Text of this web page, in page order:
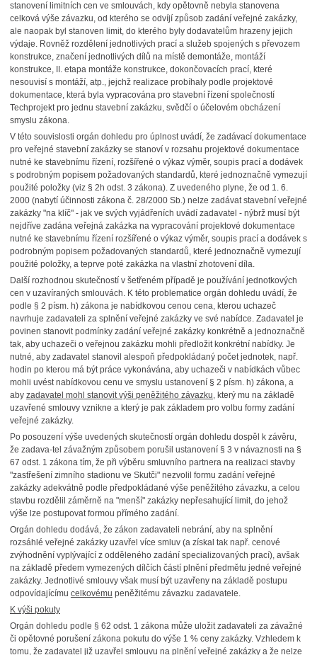
stanovení limitních cen ve smlouvách, kdy opětovně nebyla stanovena
celková výše závazku, od kterého se odvíjí způsob zadání veřejné zakázky,
ale naopak byl stanoven limit, do kterého byly dodavatelům hrazeny jejich
výdaje. Rovněž rozdělení jednotlivých prací a služeb spojených s převozem
konstrukce, značení jednotlivých dílů na místě demontáže, montáží
konstrukce, II. etapa montáže konstrukce, dokončovacích prací, které
nesouvisí s montáží, atp., jejchž realizace probíhaly podle projektové
dokumentace, která byla vypracována pro stavební řízení společností
Techprojekt pro jednu stavební zakázku, svědčí o účelovém obcházení
smyslu zákona.
V této souvislosti orgán dohledu pro úplnost uvádí, že zadávací dokumentace
pro veřejné stavební zakázky se stanoví v rozsahu projektové dokumentace
nutné ke stavebnímu řízení, rozšířené o výkaz výměr, soupis prací a dodávek
s podrobným popisem požadovaných standardů, které jednoznačně vymezují
použité položky (viz § 2h odst. 3 zákona). Z uvedeného plyne, že od 1. 6.
2000 (nabytí účinnosti zákona č. 28/2000 Sb.) nelze zadávat stavební veřejné
zakázky "na klíč" - jak ve svých vyjádřeních uvádí zadavatel - nýbrž musí být
nejdříve zadána veřejná zakázka na vypracování projektové dokumentace
nutné ke stavebnímu řízení rozšířené o výkaz výměr, soupis prací a dodávek s
podrobným popisem požadovaných standardů, které jednoznačně vymezují
použité položky, a teprve poté zakázka na vlastní zhotovení díla.
Další rozhodnou skutečností v šetřeném případě je používání jednotkových
cen v uzavíraných smlouvách. K této problematice orgán dohledu uvádí, že
podle § 2 písm. h) zákona je nabídkovou cenou cena, kterou uchazeč
navrhuje zadavateli za splnění veřejné zakázky ve své nabídce. Zadavatel je
povinen stanovit podmínky zadání veřejné zakázky konkrétně a jednoznačně
tak, aby uchazeči o veřejnou zakázku mohli předložit konkrétní nabídky. Je
nutné, aby zadavatel stanovil alespoň předpokládaný počet jednotek, např.
hodin po kterou má být práce vykonávána, aby uchazeči v nabídkách vůbec
mohli uvést nabídkovou cenu ve smyslu ustanovení § 2 písm. h) zákona, a
aby zadavatel mohl stanovit výši peněžitého závazku, který mu na základě
uzavřené smlouvy vznikne a který je pak základem pro volbu formy zadání
veřejné zakázky.
Po posouzení výše uvedených skutečností orgán dohledu dospěl k závěru,
že zadava-tel závažným způsobem porušil ustanovení § 3 v návaznosti na §
67 odst. 1 zákona tím, že při výběru smluvního partnera na realizaci stavby
"zastřešení zimního stadionu ve Skutči" nezvolil formu zadání veřejné
zakázky adekvátně podle předpokládané výše peněžitého závazku, a celou
stavbu rozdělil záměrně na "menší" zakázky nepřesahující limit, do jehož
výše lze postupovat formou přímého zadání.
Orgán dohledu dodává, že zákon zadavateli nebrání, aby na splnění
rozsáhlé veřejné zakázky uzavřel více smluv (a získal tak např. cenové
zvýhodnění vyplývající z odděleného zadání specializovaných prací), avšak
na základě předem vymezených dílčích částí plnění předmětu jedné veřejné
zakázky. Jednotlivé smlouvy však musí být uzavřeny na základě postupu
odpovídajícímu celkovému peněžitému závazku zadavatele.
K výši pokuty
Orgán dohledu podle § 62 odst. 1 zákona může uložit zadavateli za závažné
či opětovné porušení zákona pokutu do výše 1 % ceny zakázky. Vzhledem k
tomu, že zadavatel již uzavřel smlouvu na plnění veřejné zakázky a že nelze